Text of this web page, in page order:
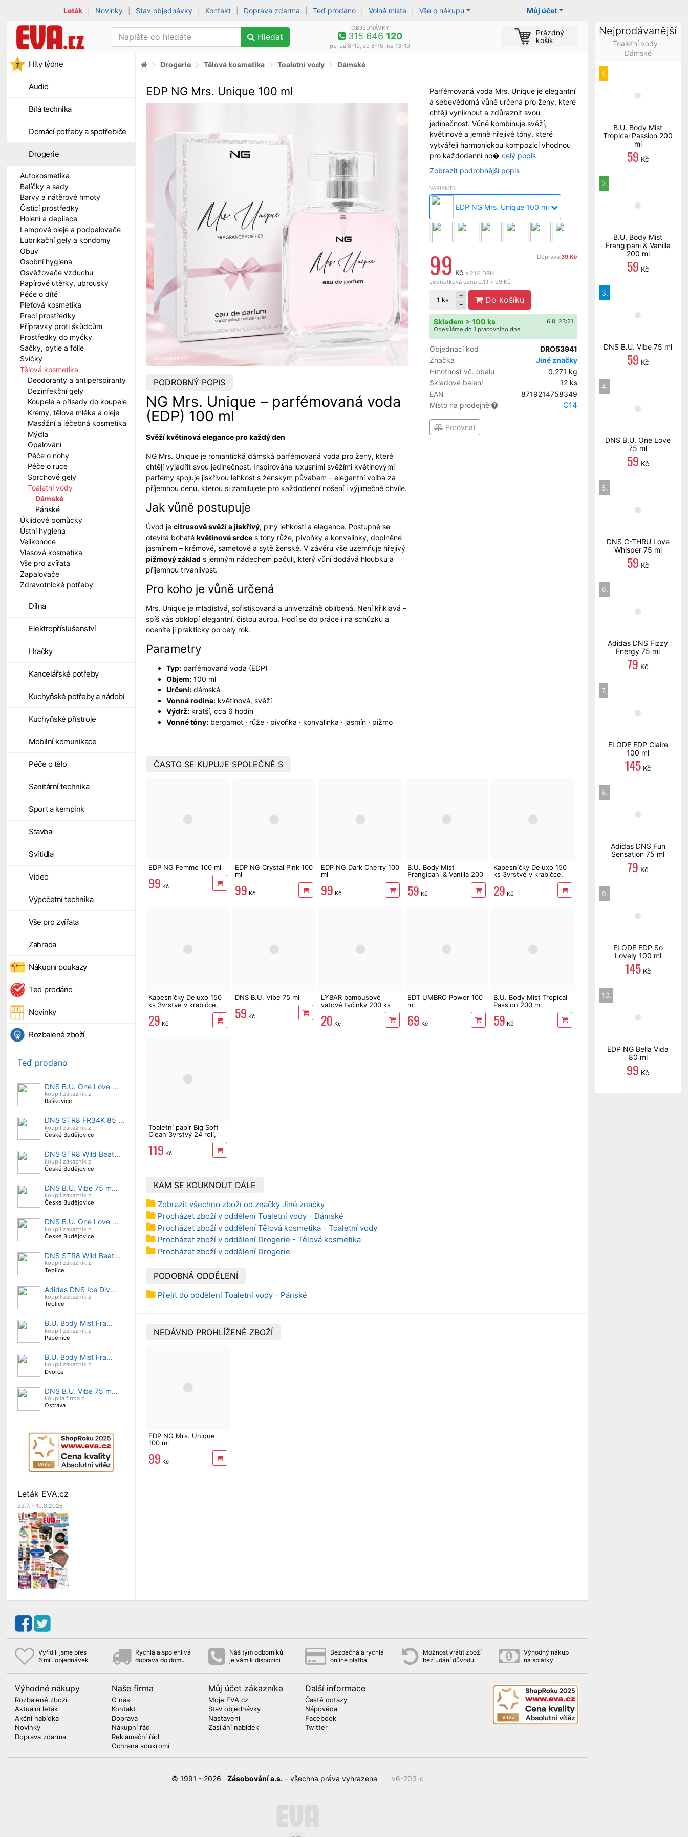
Můj účet
Leták Novinky Stav objednávky Kontakt Doprava zdarma Teď prodáno Volná místa Vše o nákupu
Hledat
OBJEDNÁVKY
315 646 120
po-pá 8-19, so 8-15, ne 13-19
Prázdný
košík
Hity týdne
Audio
Bílá technika
Domácí potřeby a spotřebiče
Drogerie
Autokosmetika
Balíčky a sady
Barvy a nátěrové hmoty
Čisticí prostředky
Holení a depilace
Lampové oleje a podpalovače
Lubrikační gely a kondomy
Obuv
Osobní hygiena
Osvěžovače vzduchu
Papírové utěrky, ubrousky
Péče o dítě
Pleťová kosmetika
Prací prostředky
Přípravky proti škůdcům
Prostředky do myčky
Sáčky, pytle a fólie
Svíčky
Tělová kosmetika
Deodoranty a antiperspiranty
Dezinfekční gely
Koupele a přísady do koupele
Krémy, tělová mléka a oleje
Masážní a léčebná kosmetika
Mýdla
Opalování
Péče o nohy
Péče o ruce
Sprchové gely
Toaletní vody
Dámské
Pánské
Úklidové pomůcky
Ústní hygiena
Velikonoce
Vlasová kosmetika
Vše pro zvířata
Zapalovače
Zdravotnické potřeby
Dílna
Elektropříslušenství
Hračky
Kancelářské potřeby
Kuchyňské potřeby a nádobí
Kuchyňské přístroje
Mobilní komunikace
Péče o tělo
Sanitární technika
Sport a kempink
Stavba
Svítidla
Video
Výpočetní technika
Vše pro zvířata
Zahrada
Nákupní poukazy
Teď prodáno
Novinky
Rozbalené zboží
Teď prodáno
DNS B.U. One Love ...
koupil zákazník z
Raškovice
DNS STR8 FR34K 85 ...
koupil zákazník z
České Budějovice
DNS STR8 Wild Beat...
koupil zákazník z
České Budějovice
DNS B.U. Vibe 75 m...
koupil zákazník z
České Budějovice
DNS B.U. One Love ...
koupil zákazník z
České Budějovice
DNS STR8 Wild Beat...
koupil zákazník z
Teplice
Adidas DNS Ice Div...
koupil zákazník z
Teplice
B.U. Body Mist Fra...
koupil zákazník z
Paběnice
B.U. Body Mist Fra...
koupil zákazník z
Dvorce
DNS B.U. Vibe 75 m...
koupila firma z
Ostrava
Leták EVA.cz
22.7. - 10.8.2026
Drogerie Tělová kosmetika Toaletní vody Dámské
Parfémovaná voda Mrs. Unique je elegantní
a sebevědomá vůně určená pro ženy, které
chtějí vyniknout a zdůraznit svou
jedinečnost. Vůně kombinuje svěží,
květinové a jemně hřejivé tóny, které
vytvářejí harmonickou kompozici vhodnou
pro každodenní no� celý popis
Zobrazit podrobnější popis
VARIANTY
EDP NG Mrs. Unique 100 ml
Doprava 39 Kč
99 Kč s 21% DPH
Jednotková cena 0.1 l = 99 Kč
1 ks
+
-
Do košíku
6.8. 23:21
Skladem > 100 ks
Odesíláme do 1 pracovního dne
Objednací kód
DRO53941
Značka
Jiné značky
Hmotnost vč. obalu
0.271 kg
Skladové balení
12 ks
EAN
8719214758349
Místo na prodejně
C14
Porovnat
EDP NG Mrs. Unique 100 ml
PODROBNÝ POPIS
NG Mrs. Unique – parfémovaná voda
(EDP) 100 ml
Svěží květinová elegance pro každý den
NG Mrs. Unique je romantická dámská parfémovaná voda pro ženy, které
chtějí vyjádřit svou jedinečnost. Inspirována luxusními svěžími květinovými
parfémy spojuje jiskřivou lehkost s ženským půvabem – elegantní volba za
příjemnou cenu, kterou si zamilujete pro každodenní nošení i výjimečné chvíle.
Jak vůně postupuje
Úvod je citrusově svěží a jiskřivý, plný lehkosti a elegance. Postupně se
otevírá bohaté květinové srdce s tóny růže, pivoňky a konvalinky, doplněné
jasmínem – krémové, sametové a sytě ženské. V závěru vše uzemňuje hřejivý
pižmový základ s jemným nádechem pačuli, který vůni dodává hloubku a
příjemnou trvanlivost.
Pro koho je vůně určená
Mrs. Unique je mladistvá, sofistikovaná a univerzálně oblíbená. Není křiklavá –
spíš vás obklopí elegantní, čistou aurou. Hodí se do práce i na schůzku a
oceníte ji prakticky po celý rok.
Parametry
Typ: parfémovaná voda (EDP)
Objem: 100 ml
Určení: dámská
Vonná rodina: květinová, svěží
Výdrž: kratší, cca 6 hodin
Vonné tóny: bergamot · růže · pivoňka · konvalinka · jasmín · pižmo
ČASTO SE KUPUJE SPOLEČNĚ S
EDP NG Femme 100 ml
99 Kč
EDP NG Crystal Pink 100
ml
99 Kč
EDP NG Dark Cherry 100
ml
99 Kč
B.U. Body Mist
Frangipani & Vanilla 200
59 Kč
Kapesníčky Deluxo 150
ks 3vrstvé v krabičce,
29 Kč
Kapesníčky Deluxo 150
ks 3vrstvé v krabičce,
29 Kč
DNS B.U. Vibe 75 ml
59 Kč
LYBAR bambusové
vatové tyčinky 200 ks
20 Kč
EDT UMBRO Power 100
ml
69 Kč
B.U. Body Mist Tropical
Passion 200 ml
59 Kč
Toaletní papír Big Soft
Clean 3vrstvý 24 rolí,
119 Kč
KAM SE KOUKNOUT DÁLE
Zobrazit všechno zboží od značky Jiné značky
Procházet zboží v oddělení Toaletní vody - Dámské
Procházet zboží v oddělení Tělová kosmetika - Toaletní vody
Procházet zboží v oddělení Drogerie - Tělová kosmetika
Procházet zboží v oddělení Drogerie
PODOBNÁ ODDĚLENÍ
Přejít do oddělení Toaletní vody - Pánské
NEDÁVNO PROHLÍŽENÉ ZBOŽÍ
EDP NG Mrs. Unique
100 ml
99 Kč
Vyřídili jsme přes
6 mil. objednávek
Rychlá a spolehlivá
doprava do domu
Náš tým odborníků
je vám k dispozici
Bezpečná a rychlá
online platba
Možnost vrátit zboží
bez udání důvodu
Výhodný nákup
na splátky
Výhodné nákupy
Rozbalené zboží
Aktuální leták
Akční nabídka
Novinky
Doprava zdarma
Naše firma
O nás
Kontakt
Doprava
Nákupní řád
Reklamační řád
Ochrana soukromí
Můj účet zákazníka
Moje EVA.cz
Stav objednávky
Nastavení
Zasílání nabídek
Další informace
Časté dotazy
Nápověda
Facebook
Twitter
© 1991 - 2026 Zásobování a.s. – všechna práva vyhrazena v6-203-c
Nejprodávanější
Toaletní vody -
Dámské
1.
B.U. Body Mist
Tropical Passion 200
ml
59 Kč
2.
B.U. Body Mist
Frangipani & Vanilla
200 ml
59 Kč
3.
DNS B.U. Vibe 75 ml
59 Kč
4.
DNS B.U. One Love
75 ml
59 Kč
5.
DNS C-THRU Love
Whisper 75 ml
59 Kč
6.
Adidas DNS Fizzy
Energy 75 ml
79 Kč
7.
ELODE EDP Claire
100 ml
145Kč
8.
Adidas DNS Fun
Sensation 75 ml
79 Kč
9.
ELODE EDP So
Lovely 100 ml
145Kč
10.
EDP NG Bella Vida
80 ml
99 Kč